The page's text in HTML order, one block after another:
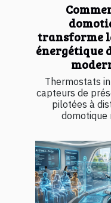
transforme
énergétique
Thermostats
capteurs de
pilotées à
domotique